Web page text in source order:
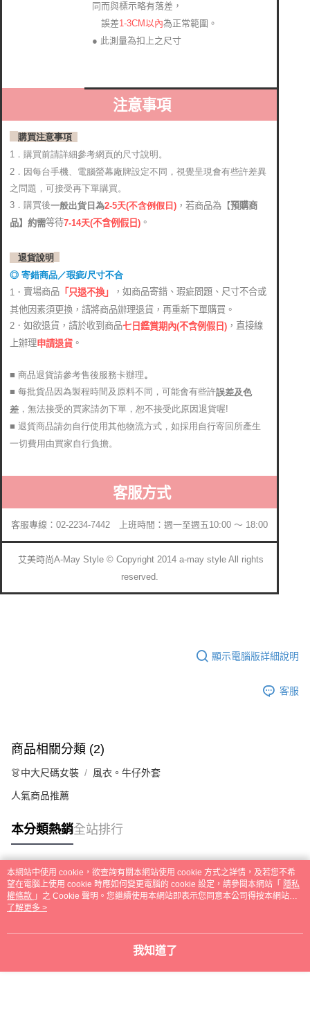
同而與標示略有落差 ，
誤差1-3CM以內為正常範圍。
● 此測量為扣上之尺寸
注意事項
購買注意事項
1．購買前請詳細參考網頁的尺寸說明。
2． 因每台手機、電腦螢幕廠牌設定不同，視覺呈現會有些許差異
之問題，可接受再下單購買。
3．購買後一般出貨日為2-5天(不含例假日) ，若商品為【預購商
品】約需等待7-14天(不含例假日) 。
退貨說明
◎ 寄錯商品／瑕疵/尺寸不合
1． 賣場商品 「只退不換」
，如商品寄錯、瑕疵問題、尺寸不合或
其他因素須更換，請將商品辦理退貨，再重新下單購買。
2．如欲退貨，請於收到商品七日鑑賞期內(不含例假日) ，直接線
上辦理申請退貨 。
■ 商品退貨請參考售後服務卡辦理。
■ 每批貨品因為製程時間及原料不同，可能會有些許誤差及色
差 ，無法接受的買家請勿下單，恕不接受此原因退貨喔!
■ 退貨商品請勿自行使用其他物流方式，如採用自行寄回所產生
一切費用由買家自行負擔。
客服方式
客服專線：02-2234-7442 上班時間：週一至週五10:00 ～ 18:00
艾美時尚A-May Style © Copyright 2014 a-may style All rights
reserved.
顯示電腦版詳細說明
客服
商品相關分類 (2)
👗中大尺碼女裝 風衣。牛仔外套
人氣商品推薦
本分類熱銷全站排行
熱門標籤
本網站中使用 cookie，欲查詢有關本網站使用 cookie 方式之詳情，及若您不希
望在電腦上使用 cookie 時應如何變更電腦的 cookie 設定，請參閱本網站「 隱私
權條款 」之 Cookie 聲明。您繼續使用本網站即表示您同意本公司得按本網站使
用條款之 Cookie 聲明使用 cookie。
了解更多 >
我知道了